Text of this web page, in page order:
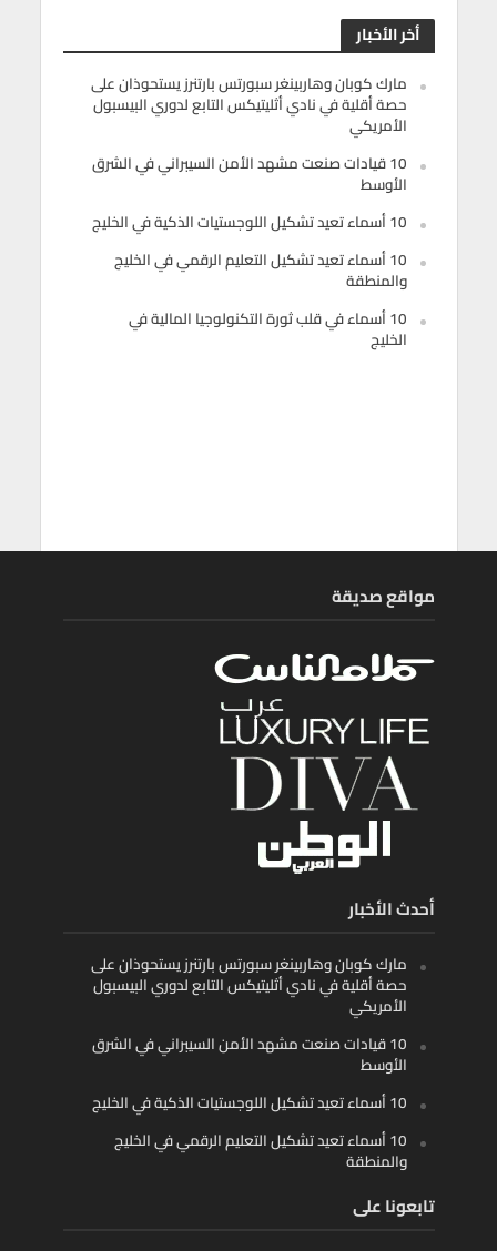
أخر الأخبار
مارك كوبان وهاربينغر سبورتس بارتنرز يستحوذان على
حصة أقلية في نادي أثليتيكس التابع لدوري البيسبول
الأمريكي
10 قيادات صنعت مشهد الأمن السيبراني في الشرق
الأوسط
10 أسماء تعيد تشكيل اللوجستيات الذكية في الخليج
10 أسماء تعيد تشكيل التعليم الرقمي في الخليج
والمنطقة
10 أسماء في قلب ثورة التكنولوجيا المالية في
الخليج
مواقع صديقة
أحدث الأخبار
مارك كوبان وهاربينغر سبورتس بارتنرز يستحوذان على
حصة أقلية في نادي أثليتيكس التابع لدوري البيسبول
الأمريكي
10 قيادات صنعت مشهد الأمن السيبراني في الشرق
الأوسط
10 أسماء تعيد تشكيل اللوجستيات الذكية في الخليج
10 أسماء تعيد تشكيل التعليم الرقمي في الخليج
والمنطقة
تابعونا على